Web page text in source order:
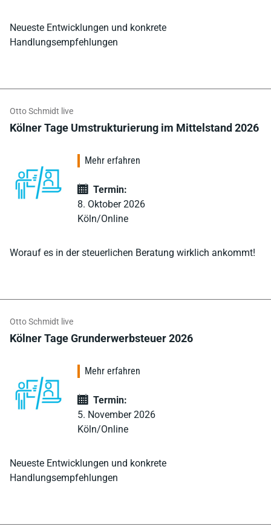
Neueste Entwicklungen und konkrete
Handlungsempfehlungen
Otto Schmidt live
Kölner Tage Umstrukturierung im Mittelstand 2026
Worauf es in der steuerlichen Beratung wirklich ankommt!
Mehr erfahren
Termin:
8. Oktober 2026
Köln/Online
Otto Schmidt live
Kölner Tage Grunderwerbsteuer 2026
Neueste Entwicklungen und konkrete
Handlungsempfehlungen
Mehr erfahren
Termin:
5. November 2026
Köln/Online